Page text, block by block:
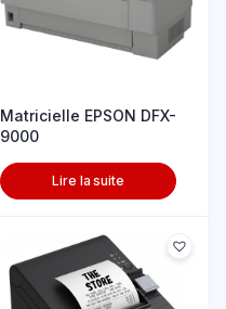
Matricielle EPSON DFX-
9000
Lire la suite